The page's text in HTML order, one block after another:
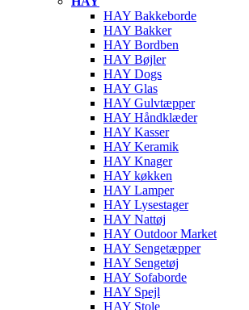
HAY Bakkeborde
HAY Bakker
HAY Bordben
HAY Bøjler
HAY Dogs
HAY Glas
HAY Gulvtæpper
HAY Håndklæder
HAY Kasser
HAY Keramik
HAY Knager
HAY køkken
HAY Lamper
HAY Lysestager
HAY Nattøj
HAY Outdoor Market
HAY Sengetæpper
HAY Sengetøj
HAY Sofaborde
HAY Spejl
HAY Stole